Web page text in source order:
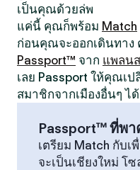
เป็นคุณด้วยล่พ
แค่นี้ คุณก็พร้อม Match
ก่อนคุณจะออกเดินทาง
Passport™ จาก แพลน
เลย Passport ให้คุณเ
สมาชิกจากเมืองอื่นๆ ไ
Passport™ ที่พ
เตรียม Match กับเ
จะเป็นเชียงใหม่ โ